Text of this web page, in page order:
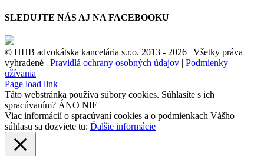
SLEDUJTE NÁS AJ NA FACEBOOKU
© HHB advokátska kancelária s.r.o. 2013 - 2026 | Všetky práva
vyhradené | Pravidlá ochrany osobných údajov | Podmienky
užívania
Facebook
Page load link
Táto webstránka používa súbory cookies. Súhlasíte s ich
spracúvaním? ÁNO NIE
Viac informácií o spracúvaní cookies a o podmienkach Vášho
súhlasu sa dozviete tu: Ďalšie informácie